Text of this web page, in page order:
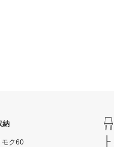
納
モク60